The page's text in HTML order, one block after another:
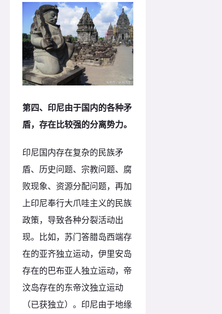
第四、印尼由于国内的各种矛
盾，存在比较强的分离势力。
印尼国内存在复杂的民族矛
盾、历史问题、宗教问题、腐
败现象、资源分配问题，再加
上印尼奉行大爪哇主义的民族
政策，导致各种分裂活动出
现。比如，苏门答腊岛西端存
在的亚齐独立运动，伊里安岛
存在的巴布亚人独立运动，帝
汶岛存在的东帝汶独立运动
（已获独立）。印尼由于地缘